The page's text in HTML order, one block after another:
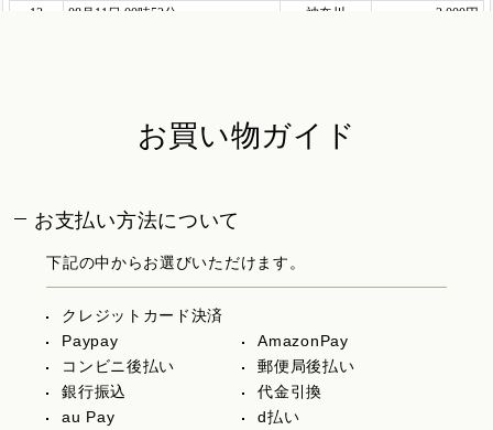
お買い物ガイド
お支払い方法について
下記の中からお選びいただけます。
クレジットカード決済
Paypay
AmazonPay
コンビニ後払い
郵便局後払い
銀行振込
代金引換
au Pay
d払い